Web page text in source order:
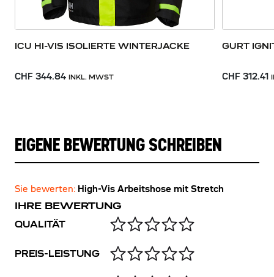
ICU HI-VIS ISOLIERTE WINTERJACKE
CHF 344.84 INKL. MWST
GURT
CHF 312.41
EIGENE BEWERTUNG SCHREIBEN
Sie bewerten: High-Vis Arbeitshose mit Stretch
IHRE BEWERTUNG
QUALITÄT
PREIS-LEISTUNG